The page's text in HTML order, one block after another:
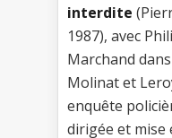
interdite
1987), avec
Marchand
Molinat et
enquête
dirigée et mise